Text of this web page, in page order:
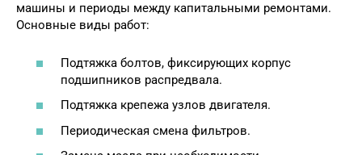
машины и периоды между капитальными ремонтами.
Основные виды работ:
Подтяжка болтов, фиксирующих корпус
подшипников распредвала.
Подтяжка крепежа узлов двигателя.
Периодическая смена фильтров.